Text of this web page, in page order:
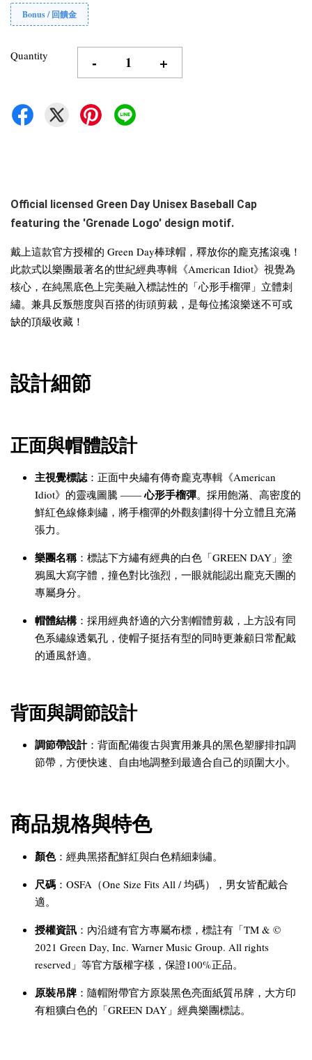
Bonus / 回饋金
Quantity - +
Official licensed Green Day Unisex Baseball Cap
featuring the 'Grenade Logo' design motif.
戴上這款官方授權的 Green Day棒球帽，釋放你的龐克搖滾魂！
此款式以樂團最著名的世紀經典專輯《American Idiot》視覺為
核心，在純黑底色上完美融入標誌性的「心形手榴彈」立體刺
繡。兼具反叛態度與百搭的街頭剪裁，是每位搖滾樂迷不可或
缺的頂級收藏！
設計細節
正面與帽體設計
主視覺標誌：正面中央繡有傳奇龐克專輯《American
Idiot》的靈魂圖騰 ——心形手榴彈。採用飽滿、高密度的
鮮紅色線條刺繡，將手榴彈的外觀刻劃得十分立體且充滿
張力。
樂團名稱：標誌下方繡有經典的白色「GREEN DAY」塗
鴉風大寫字體，撞色對比強烈，一眼就能認出龐克天團的
專屬身分。
帽體結構：採用經典舒適的六分割帽體剪裁，上方設有同
色系繡線透氣孔，使帽子挺括有型的同時更兼顧日常配戴
的通風舒適。
背面與調節設計
調節帶設計：背面配備復古與實用兼具的黑色塑膠排扣調
節帶，方便快速、自由地調整到最適合自己的頭圍大小。
商品規格與特色
顏色：經典黑搭配鮮紅與白色精細刺繡。
尺碼 ：OSFA（One Size Fits All / 均碼），男女皆配戴合
適。
授權資訊 ：內沿縫有官方專屬布標，標註有「TM & ©
2021 Green Day, Inc. Warner Music Group. All rights
reserved」等官方版權字樣，保證100%正品。
原裝吊牌 ：隨帽附帶官方原裝黑色亮面紙質吊牌，大方印
有粗獷白色的「GREEN DAY」經典樂團標誌。